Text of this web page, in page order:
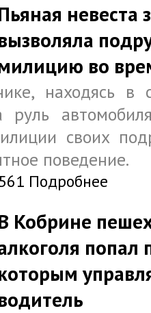
невеста
во
находясь в
руль
своих
поведение.
561 Подробнее
Кобрине
попал